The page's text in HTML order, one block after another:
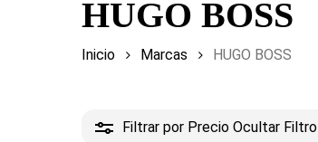
HUGO BOSS
Inicio Marcas HUGO BOSS
Filtrar por Precio Ocultar Filtro